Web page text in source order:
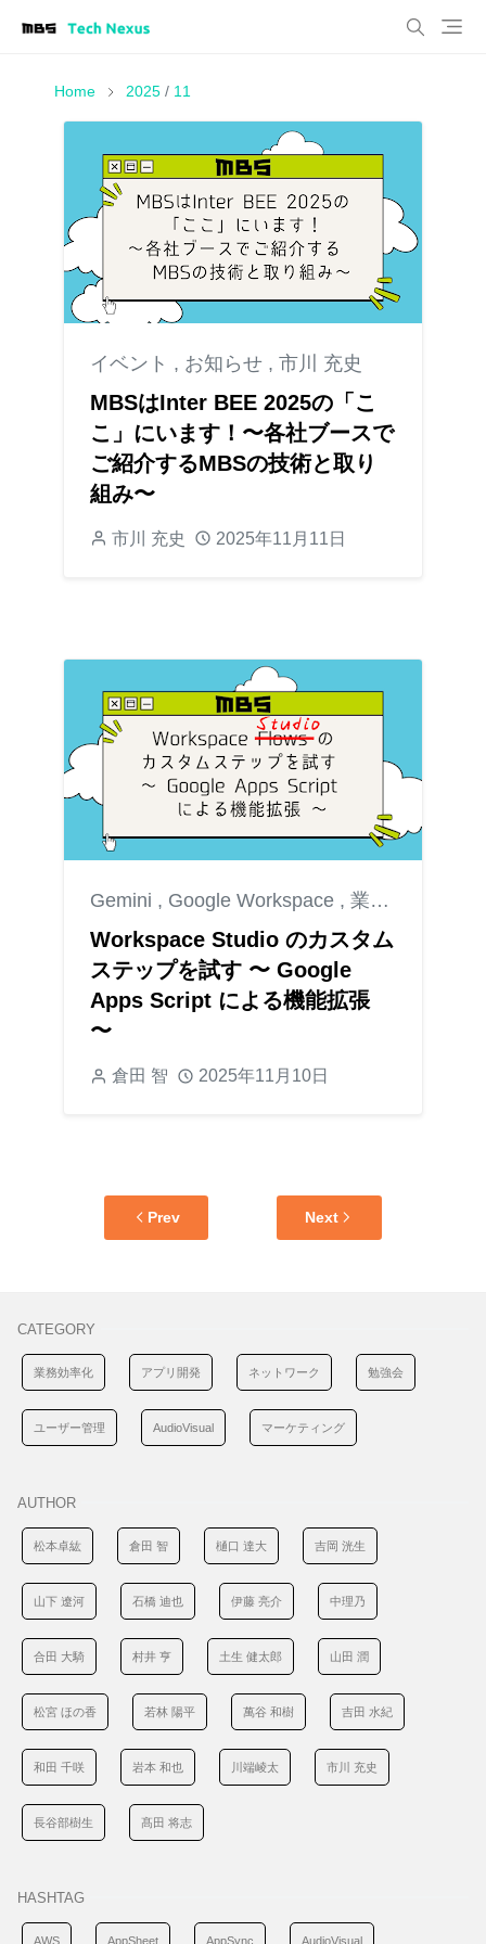
Home 2025 / 11
イベント , お知らせ , 市川 充史
MBSはInter BEE 2025の「こ
こ」にいます！〜各社ブースで
ご紹介するMBSの技術と取り
組み〜
市川 充史 2025年11月11日
Gemini , Google Workspace , 業務効率化
Workspace Studio のカスタム
ステップを試す 〜 Google
Apps Script による機能拡張
〜
倉田 智 2025年11月10日
Prev Next
CATEGORY
業務効率化 アプリ開発 ネットワーク 勉強会
ユーザー管理 AudioVisual マーケティング
AUTHOR
松本卓紘 倉田 智 樋口 達大 吉岡 洸生
山下 遼河 石橋 迪也 伊藤 亮介 中理乃
合田 大騎 村井 亨 土生 健太郎 山田 潤
松宮 ほの香 若林 陽平 萬谷 和樹 吉田 水紀
和田 千咲 岩本 和也 川端崚太 市川 充史
長谷部樹生 髙田 将志
HASHTAG
AWS AppSheet AppSync AudioVisual